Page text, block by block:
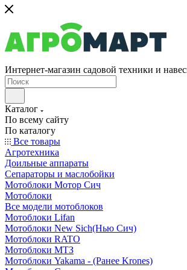
Интернет-магазин садовой техники и
Каталог
По всему сайту
По каталогу
Все товары
Агротехника
Доильные аппараты
Сепараторы и маслобойки
Мотоблоки Мотор Сич
Мотоблоки
Все модели мотоблоков
Мотоблоки Lifan
Мотоблоки New Sich(Нью Сич)
Мотоблоки RATO
Мотоблоки МТЗ
Мотоблоки Yakama - (Ранее Krones)